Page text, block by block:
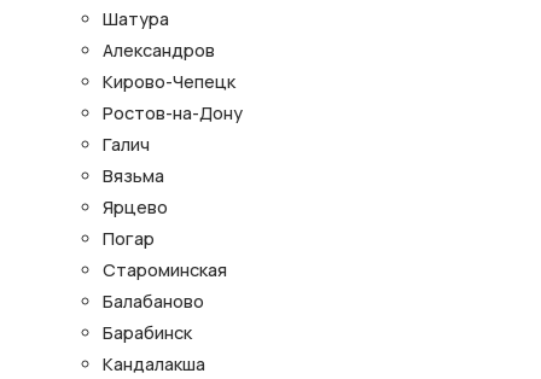
Шатура
Александров
Кирово-Чепецк
Ростов-на-Дону
Галич
Вязьма
Ярцево
Погар
Староминская
Балабаново
Барабинск
Кандалакша